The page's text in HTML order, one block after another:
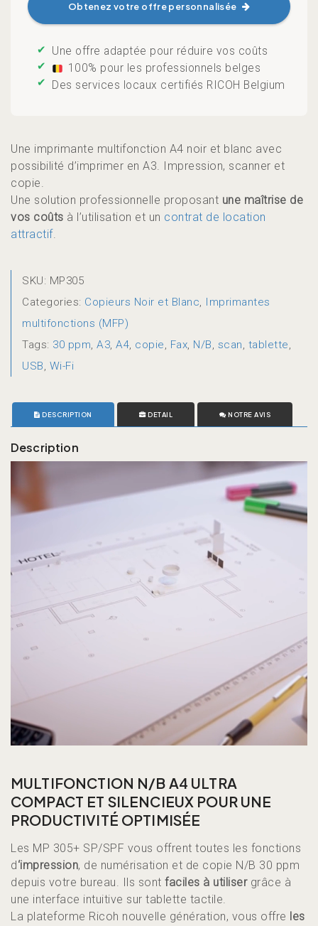
Obtenez votre offre personnalisée
Une imprimante multifonction A4 noir et blanc avec
possibilité d’imprimer en A3. Impression, scanner et
copie.
Une solution professionnelle proposant une maîtrise de
vos coûts à l’utilisation et un contrat de location
attractif.
SKU: MP305
Categories: Copieurs Noir et Blanc,
Imprimantes
multifonctions (MFP)
Tags: 30 ppm,A3,A4, copie, Fax, N/B, scan, tablette,
USB, Wi-Fi
DESCRIPTION DETAIL NOTRE AVIS
Description
MULTIFONCTION N/B A4 ULTRA
COMPACT ET SILENCIEUX POUR UNE
PRODUCTIVITÉ OPTIMISÉE
Les MP 305+ SP/SPF vous offrent toutes les fonctions
d ‘impression, de numérisation et de copie N/B 30 ppm
depuis votre bureau. Ils sont faciles à utilisergrâce à
une interface intuitive sur tablette tactile.
La plateforme Ricoh nouvelle génération, vous offre les